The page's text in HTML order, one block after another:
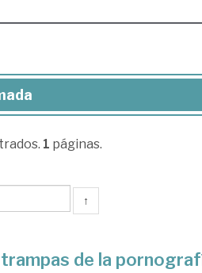
1 páginas.
↑
de la